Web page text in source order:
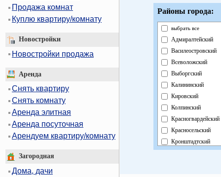
Продажа комнат
Куплю квартиру/комнату
Новостройки
Новостройки продажа
Аренда
Снять квартиру
Снять комнату
Аренда элитная
Аренда посуточная
Арендуем квартиру/комнату
Загородная
Дома, дачи
Районы города:
выбрать все
Адмиралтейский
Василеостровский
Всеволожский
Выборгский
Калининский
Кировский
Колпинский
Красногвардейский
Красносельский
Кронштадтский